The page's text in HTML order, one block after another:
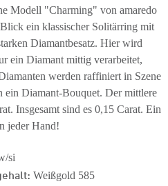
Modell "Charming" von amaredo
ein klassischer Solitärring mit
Diamantbesatz. Hier wird
ein Diamant mittig verarbeitet,
werden raffiniert in Szene
ein Diamant-Bouquet. Der mittlere
Insgesamt sind es 0,15 Carat. Ein
jeder Hand!
si
Weißgold 585